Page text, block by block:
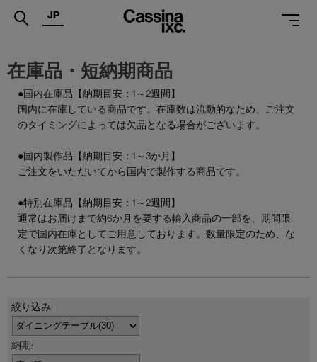
.
SERVICES
MAGAZINE
SUPPORT
SHOPS
CATALOGUES
ONLINE STORE
JP
在庫品・短納期商品
●国内在庫品【納期目安：1～2週間】
国内に在庫している商品です。在庫数は流動的なため、ご注文
のタイミングによっては欠品となる場合がございます。
●国内製作品【納期目安：1～3か月】
ご注文をいただいてから国内で製作する商品です。
●特別在庫品【納期目安：1～2週間】
通常はお届けまで約6か月を要する輸入商品の一部を、期間限
定で国内在庫としてご用意しております。数量限定のため、な
くなり次第終了となります。